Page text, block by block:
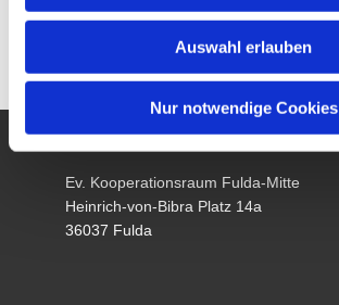
Auswahl erlauben
Nur notwendige Cookies
Ev. Kooperationsraum Fulda-Mitte
Heinrich-von-Bibra Platz 14a
36037 Fulda